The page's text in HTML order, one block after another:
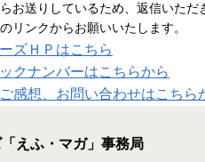
お送りしているため、返信いた
リンクからお願いいたします。
ズＨＰはこちら
クナンバーはこちらから
感想、お問い合わせはこちら
えふ・マガ」事務局